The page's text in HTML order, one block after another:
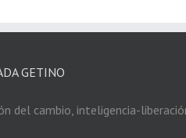
GETINO
del cambio, inteligencia-